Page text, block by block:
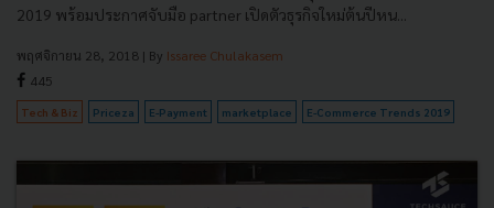
2019 พร้อมประกาศจับมือ partner เปิดตัวธุรกิจใหม่ต้นปีหน...
พฤศจิกายน 28, 2018 | By Issaree Chulakasem
445
Tech & Biz Priceza E-Payment marketplace E-Commerce Trends 2019